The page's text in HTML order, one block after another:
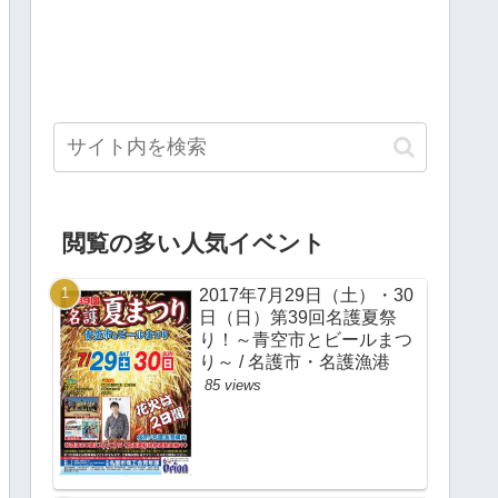
閲覧の多い人気イベント
2017年7月29日（土）・30
日（日）第39回名護夏祭
り！～青空市とビールまつ
り～ / 名護市・名護漁港
85 views